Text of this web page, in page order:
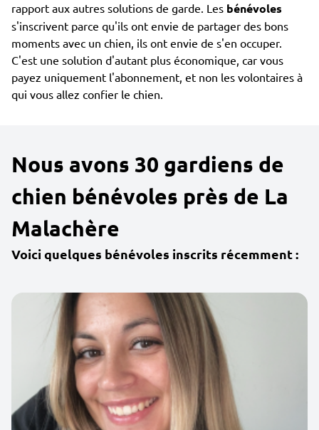
rapport aux autres solutions de garde. Les bénévoles
s'inscrivent parce qu'ils ont envie de partager des bons
moments avec un chien, ils ont envie de s'en occuper.
C'est une solution d'autant plus économique, car vous
payez uniquement l'abonnement, et non les volontaires à
qui vous allez confier le chien.
Nous avons 30 gardiens de
chien bénévoles près de La
Malachère
Voici quelques bénévoles inscrits récemment :